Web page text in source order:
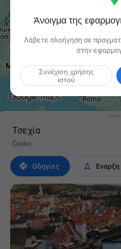
Τσεχία
Česko
 Οδηγίες  Έναρξη
Άνοιγμα της
Λάβετε πλοήγηση σε
στην
Συνέχιση χρήσης
ιστού